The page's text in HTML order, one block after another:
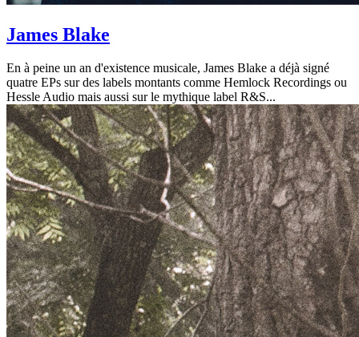
James Blake
En à peine un an d'existence musicale, James Blake a déjà signé
quatre EPs sur des labels montants comme Hemlock Recordings ou
Hessle Audio mais aussi sur le mythique label R&S...